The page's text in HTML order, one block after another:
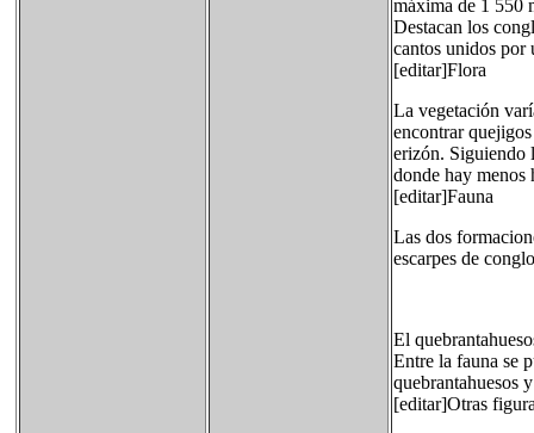
máxima de 1 550
Destacan los
cantos unidos por
[editar]Flora
La vegetación
encontrar
erizón. Siguiendo
donde hay menos
[editar]Fauna
Las dos
escarpes de
El
Entre la fauna se
quebrantahuesos
[editar]Otras